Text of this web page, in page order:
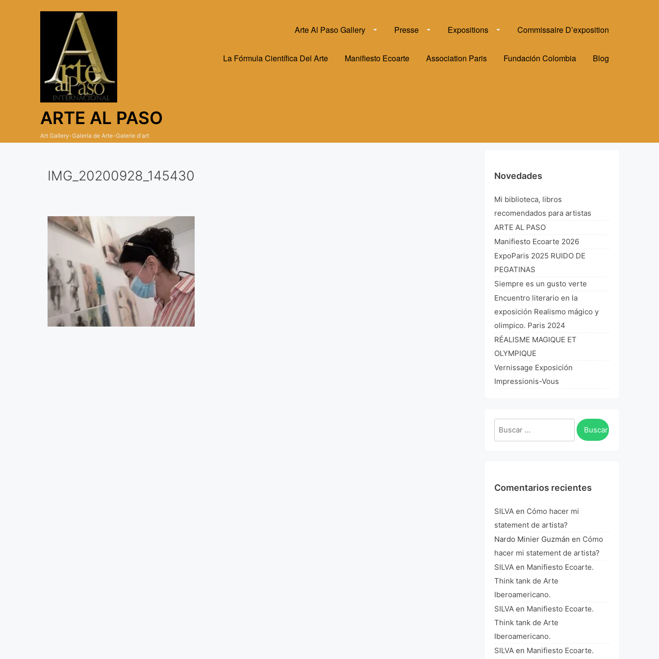
ARTE AL PASO
Art Gallery-Galeria de Arte-Galerie d'art
Arte Al Paso Gallery Presse Expositions Commissaire D’exposition
La Fórmula Científica Del Arte Manifiesto Ecoarte Association Paris Fundación Colombia Blog
IMG_20200928_145430 Novedades
Mi biblioteca, libros
recomendados para artistas
ARTE AL PASO
Manifiesto Ecoarte 2026
ExpoParis 2025 RUIDO DE
PEGATINAS
Siempre es un gusto verte
Encuentro literario en la
exposición Realismo mágico y
olimpico. Paris 2024
RÉALISME MAGIQUE ET
OLYMPIQUE
Vernissage Exposición
Impressionis-Vous
Buscar:
Comentarios recientes
SILVA en Cómo hacer mi
statement de artista?
Nardo Minier Guzmán en Cómo
hacer mi statement de artista?
SILVA en Manifiesto Ecoarte.
Think tank de Arte
Iberoamericano.
SILVA en Manifiesto Ecoarte.
Think tank de Arte
Iberoamericano.
SILVA en Manifiesto Ecoarte.